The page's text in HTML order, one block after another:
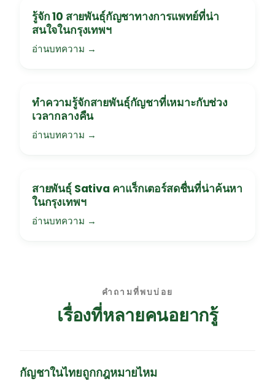
รู้จัก 10 สายพันธุ์กัญชาทางการแพทย์ที่น่า
สนใจในกรุงเทพฯ
อ่านบทความ →
ทำความรู้จักสายพันธุ์กัญชาที่เหมาะกับช่วง
เวลากลางคืน
อ่านบทความ →
สายพันธุ์ Sativa คาแร็กเตอร์สดชื่นที่น่าค้นหา
ในกรุงเทพฯ
อ่านบทความ →
คำถามที่พบบ่อย
เรื่องที่หลายคนอยากรู้
กัญชาในไทยถูกกฎหมายไหม